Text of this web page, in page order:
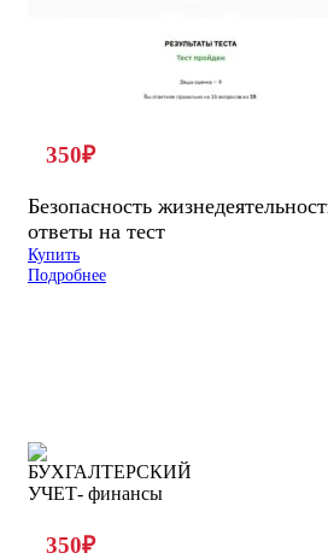
350₽
Безопасность
ответы на тест
Купить
Подробнее
350₽